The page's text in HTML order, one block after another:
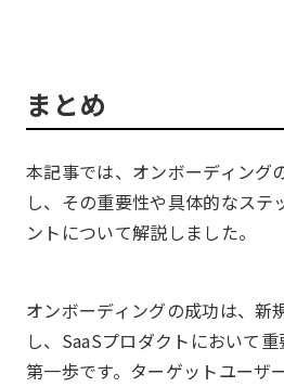
まとめ
本記事では、オンボーディング
し、その重要性や具体的なステ
ントについて解説しました。
オンボーディングの成功は、新
し、SaaSプロダクトにおいて
第一歩です。ターゲットユーザ